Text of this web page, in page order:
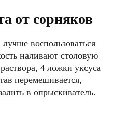
от сорняков
воспользоваться
наливают столовую
4 ложки уксуса
перемешивается,
в опрыскиватель.